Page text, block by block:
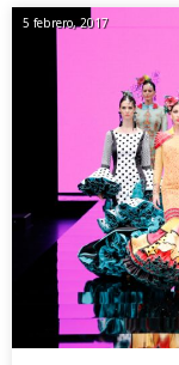
5 febrero, 2017